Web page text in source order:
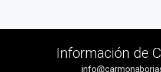
Información de